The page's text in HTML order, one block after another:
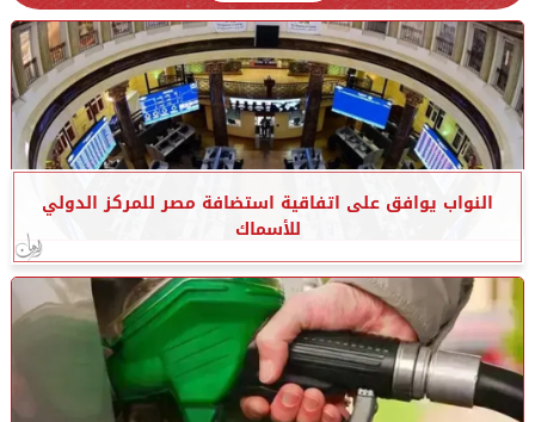
النواب يوافق على اتفاقية استضافة مصر للمركز الدولي
للأسماك